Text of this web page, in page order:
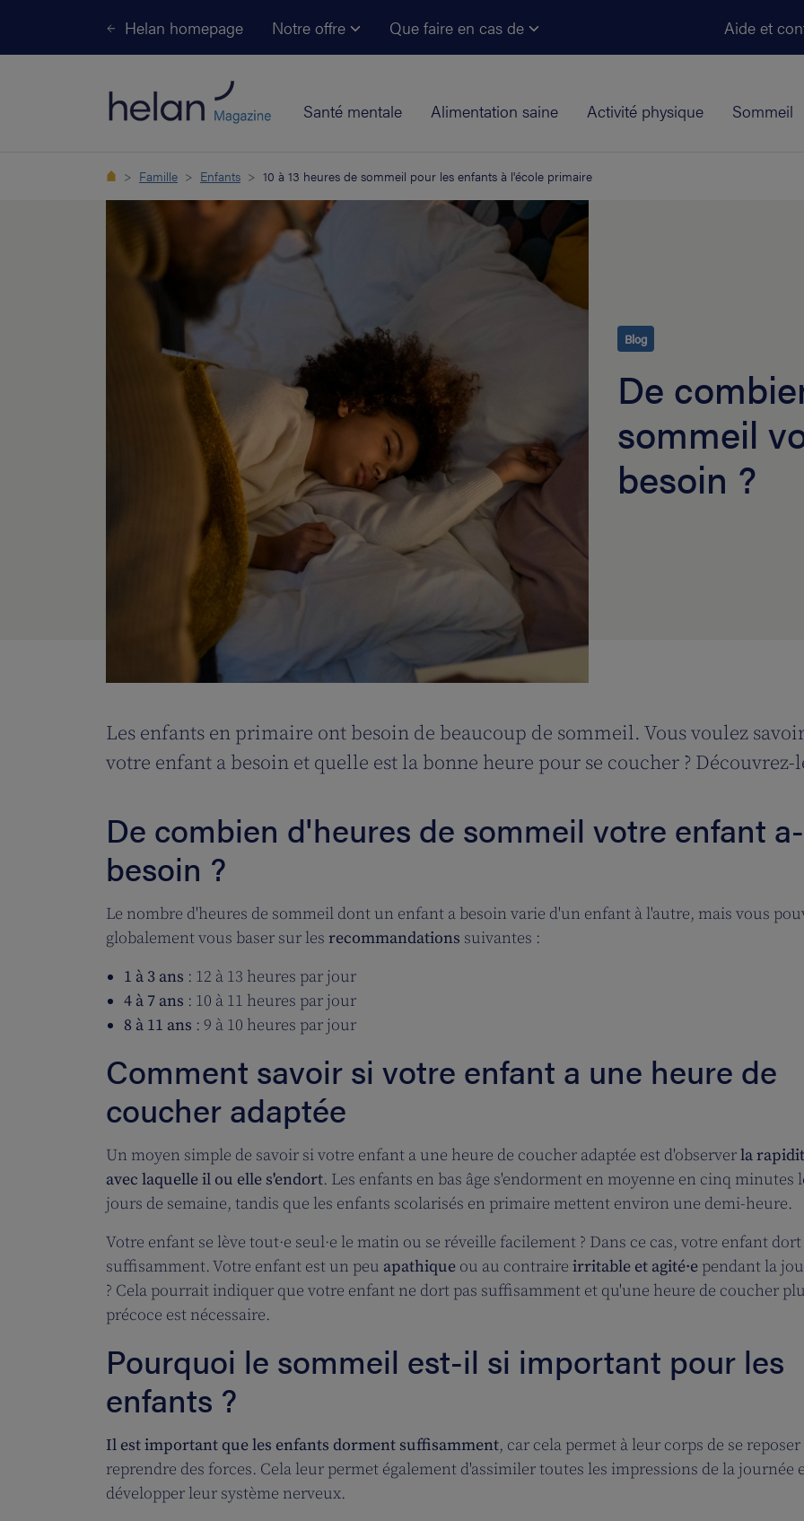
Helan homepage Notre offre Que faire en cas de Aide et
Santé mentale Alimentation saine Activité physique Sommeil
Famille Enfants 10 à 13 heures de sommeil pour les enfants à l'école primaire
Blog
De
sommeil
besoin ?
Les enfants en primaire ont besoin de beaucoup de sommeil. Vous voulez
votre enfant a besoin et quelle est la bonne heure pour se coucher ?
De combien d'heures de sommeil votre enfant
besoin ?
Le nombre d'heures de sommeil dont un enfant a besoin varie d'un enfant à l'autre, mais vous
globalement vous baser sur les recommandations suivantes :
1 à 3 ans : 12 à 13 heures par jour
4 à 7 ans : 10 à 11 heures par jour
8 à 11 ans : 9 à 10 heures par jour
Comment savoir si votre enfant a une heure de
coucher adaptée
Un moyen simple de savoir si votre enfant a une heure de coucher adaptée est d'observerla
avec laquelle il ou elle s'endort. Les enfants en bas âge s'endorment en moyenne en cinq minutes
jours de semaine, tandis que les enfants scolarisés en primaire mettent environ une demi-heure.
Votre enfant se lève tout·e seul·e le matin ou se réveille facilement ? Dans ce cas, votre enfant dort
suffisamment. Votre enfant est un peu apathique ou au contraire irritable et agité·e pendant la
? Cela pourrait indiquer que votre enfant ne dort pas suffisamment et qu'une heure de coucher
précoce est nécessaire.
Pourquoi le sommeil est-il si important pour les
enfants ?
Il est important que les enfants dorment suffisamment, car cela permet à leur corps de se reposer
reprendre des forces. Cela leur permet également d'assimiler toutes les impressions de la journée
développer leur système nerveux.